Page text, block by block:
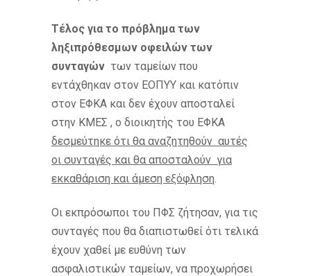
Τέλος για το πρόβλημα των
ληξιπρόθεσμων οφειλών των
συνταγών των ταμείων που
εντάχθηκαν στον ΕΟΠΥΥ και κατόπιν
στον ΕΦΚΑ και δεν έχουν αποσταλεί
στην ΚΜΕΣ , ο διοικητής του ΕΦΚΑ
δεσμεύτηκε ότι θα αναζητηθούν αυτές
οι συνταγές και θα αποσταλούν για
εκκαθάριση και άμεση εξόφληση.
Οι εκπρόσωποι του ΠΦΣ ζήτησαν, για τις
συνταγές που θα διαπιστωθεί ότι τελικά
έχουν χαθεί με ευθύνη των
ασφαλιστικών ταμείων, να προχωρήσει